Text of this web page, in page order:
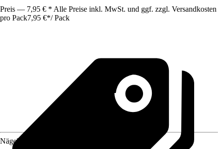
Preis — 7,95 € * Alle Preise inkl. MwSt. und ggf. zzgl. Versandkosten
pro Pack7,95 €*/ Pack
Nägellänge